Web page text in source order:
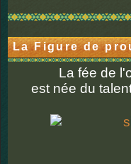
La Figure de
La fée de
est née du